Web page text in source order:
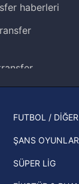
kullanılan
haberleri
FUTBOL / DİĞER
ŞANS
SÜPER LİG